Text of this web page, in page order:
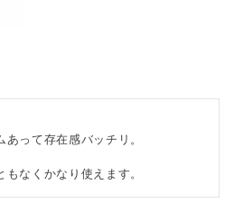
って存在感バッチリ。
なくかなり使えます。